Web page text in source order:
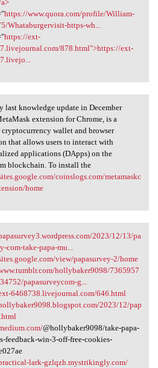
https://www.quora.com/profile/William-
Whataburgervisit-https-wh...
https://ext-
878.html">https://ext-
last knowledge
last knowledge update in December
extension for Chrome, is a
wallet and browser
that allows users to interact with
applications (DApps) on the
blockchain. To install the
coinslogs.com/metamaskc
home
2023/12/13/pa
com-take-papa-mu...
view/papasurvey-2/home
hollybaker9098/7365957
papasurveycom-g...
6468738.livejournal.com/646.html
2023/12/pap
@hollybaker9098/take-papa-
feedback-win-3-off-free-cookies-
lark-gzlqzh.mystrikingly.com/